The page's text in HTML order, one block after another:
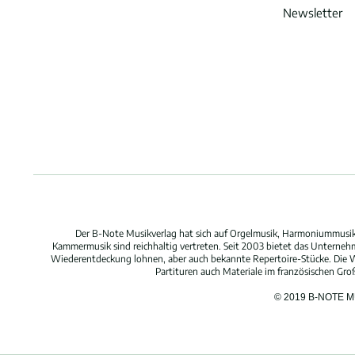
Newsletter
Der B-Note Musikverlag hat sich auf Orgelmusik,
Kammermusik sind reichhaltig vertreten. Seit 2003 bietet das
Wiederentdeckung lohnen, aber auch bekannte Repertoire-Stücke.
Partituren auch Materiale im französischen
© 2019 B-NOTE